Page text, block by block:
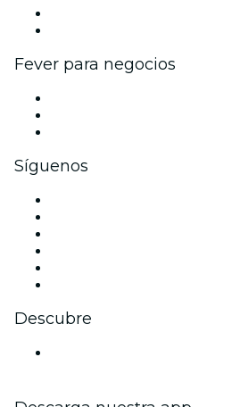
Fever para negocios
Síguenos
Descubre